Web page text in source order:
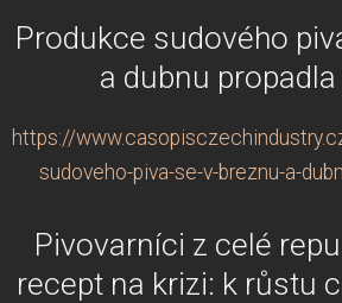
Produkce sudového
a dubnu propadla
https://
sudoveho-piva-se-v-breznu-a-
Pivovarníci z celé
recept na krizi: k růstu